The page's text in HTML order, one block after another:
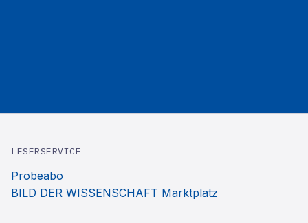
LESERSERVICE
Probeabo
BILD DER WISSENSCHAFT Marktplatz